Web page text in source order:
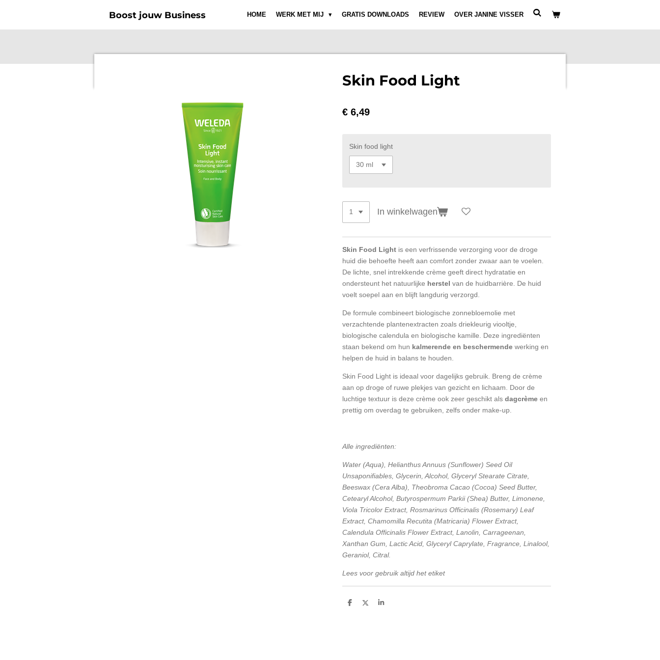
Boost jouw Business HOME WERK MET MIJ GRATIS DOWNLOADS REVIEW OVER JANINE VISSER
Skin Food Light
€ 6,49
Skin food light
In winkelwagen
Skin Food Light is een verfrissende verzorging voor de droge
huid die behoefte heeft aan comfort zonder zwaar aan te voelen.
De lichte, snel intrekkende crème geeft direct hydratatie en
ondersteunt het natuurlijke herstel van de huidbarrière. De huid
voelt soepel aan en blijft langdurig verzorgd.
De formule combineert biologische zonnebloemolie met
verzachtende plantenextracten zoals driekleurig viooltje,
biologische calendula en biologische kamille. Deze ingrediënten
staan bekend om hun kalmerende en beschermende werking en
helpen de huid in balans te houden.
Skin Food Light is ideaal voor dagelijks gebruik. Breng de crème
aan op droge of ruwe plekjes van gezicht en lichaam. Door de
luchtige textuur is deze crème ook zeer geschikt als dagcrème en
prettig om overdag te gebruiken, zelfs onder make-up.
Alle ingrediënten:
Water (Aqua), Helianthus Annuus (Sunflower) Seed Oil
Unsaponifiables, Glycerin, Alcohol, Glyceryl Stearate Citrate,
Beeswax (Cera Alba), Theobroma Cacao (Cocoa) Seed Butter,
Cetearyl Alcohol, Butyrospermum Parkii (Shea) Butter, Limonene,
Viola Tricolor Extract, Rosmarinus Officinalis (Rosemary) Leaf
Extract, Chamomilla Recutita (Matricaria) Flower Extract,
Calendula Officinalis Flower Extract, Lanolin, Carrageenan,
Xanthan Gum, Lactic Acid, Glyceryl Caprylate, Fragrance, Linalool,
Geraniol, Citral.
Lees voor gebruik altijd het etiket
D
D
S